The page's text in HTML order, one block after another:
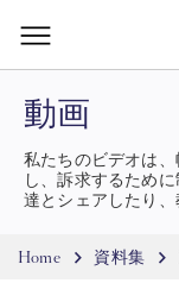
動画
私たちのビデオは
し、訴求するため
達とシェアしたり、
Breadcrumb
Home 資料集